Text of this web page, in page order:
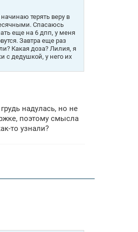
терять веру в
Спасаюсь
еще на 6 дпп, у меня
Завтра еще раз
Какая доза? Лилия, я
с дедушкой, у него их
надулась, но не
поэтому смысла
то узнали?